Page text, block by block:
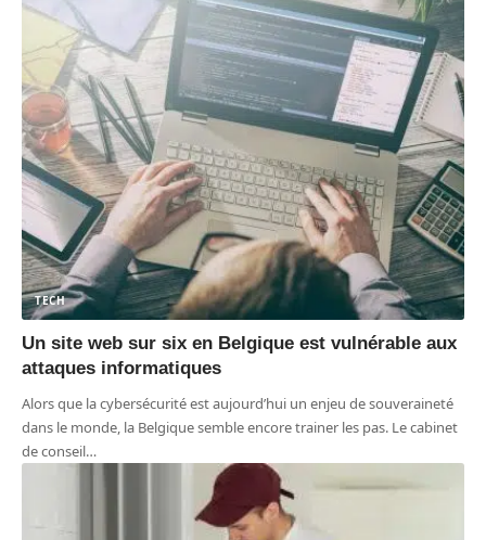
TECH
Un site web sur six en Belgique est vulnérable aux
attaques informatiques
Alors que la cybersécurité est aujourd’hui un enjeu de souveraineté
dans le monde, la Belgique semble encore trainer les pas. Le cabinet
de conseil…